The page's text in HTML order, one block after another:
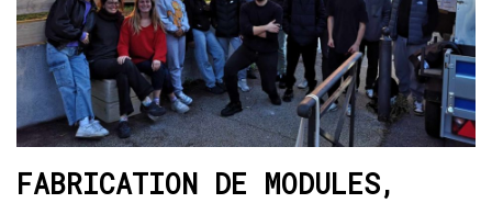
FABRICATION DE MODULES,